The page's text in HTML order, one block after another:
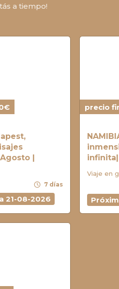
a tiempo!
|
schedule 7 días
21-08-2026
precio
Viaje en